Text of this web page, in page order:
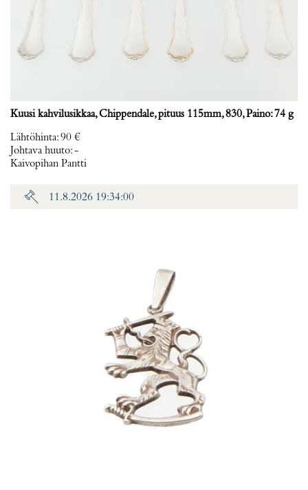
Kuusi kahvilusikkaa, Chippendale, pituus 115mm, 830, Paino: 74 g
Lähtöhinta:90 €
Johtava huuto:-
Kaivopihan Pantti
11.8.2026 19:34:00